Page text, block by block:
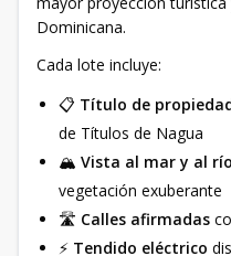
Dominicana.
Cada lote incluye:
📋 Título de
de Títulos de Nagua
🏔️ Vista al mar y al río
vegetación exuberante
🛣️ Calles afirmadas
⚡ Tendido eléctrico